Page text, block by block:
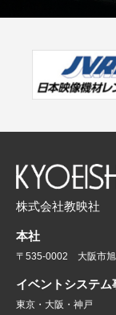
株式会社教映社
本社
〒535-0002 大阪市旭
イベントシステム
東京・大阪・神戸